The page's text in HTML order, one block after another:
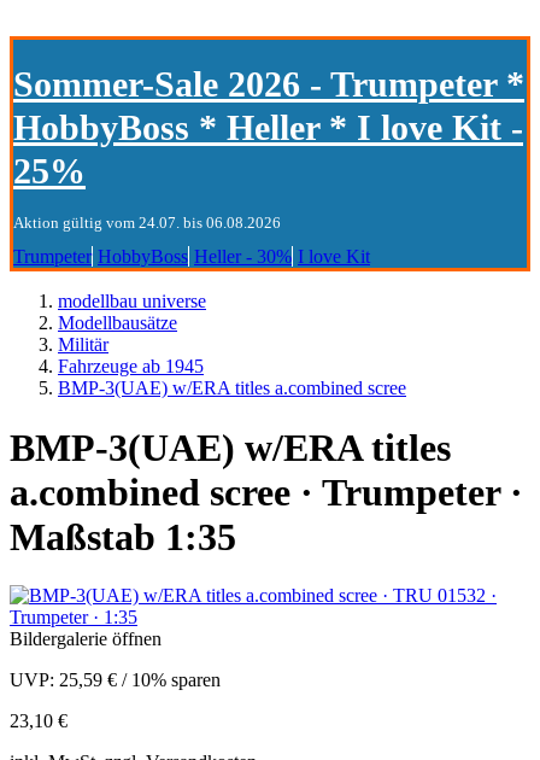
Sommer-Sale 2026 - Trumpeter *
HobbyBoss * Heller * I love Kit -
25%
Aktion gültig vom 24.07. bis 06.08.2026
Trumpeter HobbyBoss Heller - 30% I love Kit
modellbau universe
Modellbausätze
Militär
Fahrzeuge ab 1945
BMP-3(UAE) w/ERA titles a.combined scree
BMP-3(UAE) w/ERA titles
a.combined scree · Trumpeter ·
Maßstab 1:35
Bildergalerie öffnen
UVP: 25,59 € / 10% sparen
23,10 €